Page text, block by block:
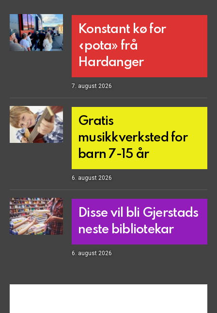
Konstant kø for
«pota» frå
Hardanger
7. august 2026
Gratis
musikkverksted for
barn 7-15 år
6. august 2026
Disse vil bli Gjerstads
neste bibliotekar
6. august 2026